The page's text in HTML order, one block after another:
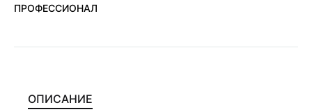
ПРОФЕССИОНАЛ
ОПИСАНИЕ